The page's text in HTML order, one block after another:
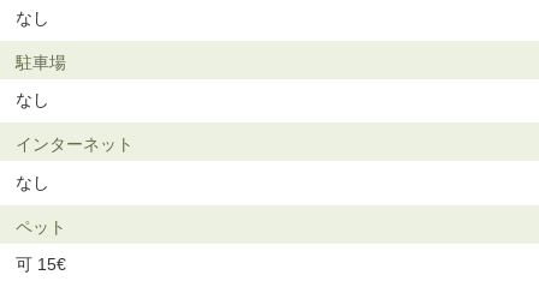
なし
駐車場
なし
インターネット
なし
ペット
可 15€